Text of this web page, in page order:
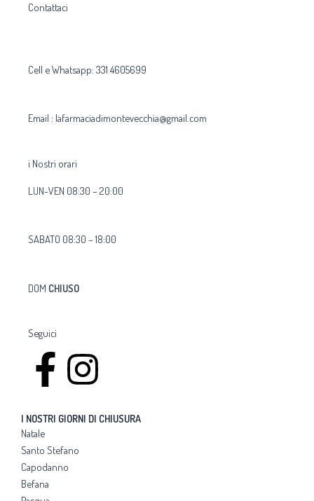
Contattaci
Cell e Whatsapp: 331 4605699
Email : lafarmaciadimontevecchia@gmail.com
i Nostri orari
LUN-VEN 08:30 – 20:00
SABATO 08:30 – 18:00
DOM CHIUSO
Seguici
F
a
c
e
I
n
I NOSTRI GIORNI DI CHIUSURA
Natale
Santo Stefano
Capodanno
Befana